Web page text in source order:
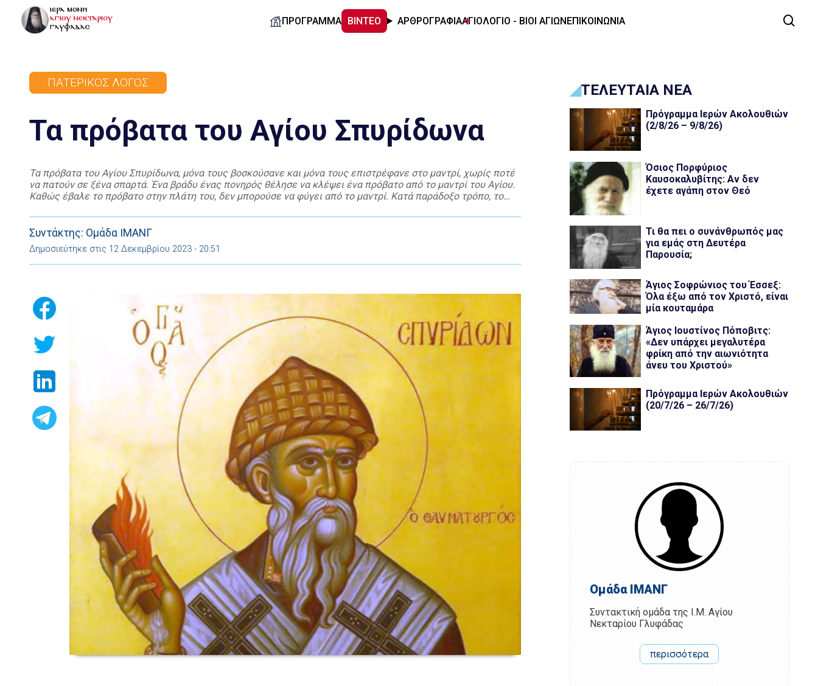
ΠΡΟΓΡΑΜΜΑ ΒΙΝΤΕΟ ΑΡΘΡΟΓΡΑΦΙΑΑΓΙΟΛΟΓΙΟ - ΒΙΟΙ ΑΓΙΩΝΕΠΙΚΟΙΝΩΝΙΑ
ΠΑΤΕΡΙΚΌΣ ΛΌΓΟΣ
Τα πρόβατα του Αγίου Σπυρίδωνα
Τα πρόβατα του Αγίου Σπυρίδωνα, μόνα τους βοσκούσανε και μόνα τους επιστρέφανε στο μαντρί, χωρίς ποτέ
να πατούν σε ξένα σπαρτά. Ένα βράδυ ένας πονηρός θέλησε να κλέψει ένα πρόβατο από το μαντρί του Αγίου.
Καθώς έβαλε το πρόβατο στην πλάτη του, δεν μπορούσε να φύγει από το μαντρί. Κατά παράδοξο τρόπο, το
Συντάκτης: Ομάδα ΙΜΑΝΓ
Δημοσιεύτηκε στις 12 Δεκεμβρίου 2023 - 20:51
ΤΕΛΕΥΤΑΙΑ ΝΕΑ
Πρόγραμμα Ιερών Ακολουθιών
(2/8/26 – 9/8/26)
Όσιος Πορφύριος
Καυσοκαλυβίτης: Αν δεν
έχετε αγάπη στον Θεό
Τι θα πει ο συνάνθρωπός μας
για εμάς στη Δευτέρα
Παρουσία;
Άγιος Σοφρώνιος του Έσσεξ:
Όλα έξω από τον Χριστό, είναι
μία κουταμάρα
Άγιος Ιουστίνος Πόποβιτς:
«Δεν υπάρχει μεγαλυτέρα
φρίκη από την αιωνιότητα
άνευ του Χριστού»
Πρόγραμμα Ιερών Ακολουθιών
(20/7/26 – 26/7/26)
Ομάδα ΙΜΑΝΓ
Συντακτική ομάδα της Ι.Μ. Αγίου
Νεκταρίου Γλυφάδας
περισσότερα